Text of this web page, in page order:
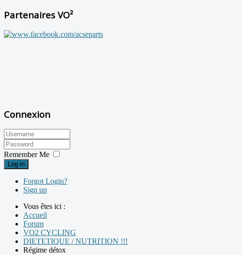
Partenaires VO²
Connexion
Remember Me
Log in
Forgot Login?
Sign up
Vous êtes ici :
Accueil
Forum
VO2 CYCLING
DIETETIQUE / NUTRITION !!!
Régime détox